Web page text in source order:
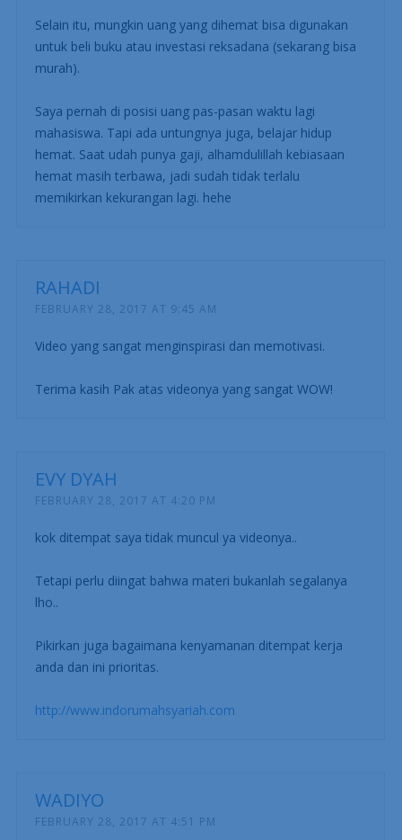
Selain itu, mungkin uang yang dihemat bisa digunakan
untuk beli buku atau investasi reksadana (sekarang bisa
murah).
Saya pernah di posisi uang pas-pasan waktu lagi
mahasiswa. Tapi ada untungnya juga, belajar hidup
hemat. Saat udah punya gaji, alhamdulillah kebiasaan
hemat masih terbawa, jadi sudah tidak terlalu
memikirkan kekurangan lagi. hehe
RAHADI
FEBRUARY 28, 2017 AT 9:45 AM
Video yang sangat menginspirasi dan memotivasi.
Terima kasih Pak atas videonya yang sangat WOW!
EVY DYAH
FEBRUARY 28, 2017 AT 4:20 PM
kok ditempat saya tidak muncul ya videonya..
Tetapi perlu diingat bahwa materi bukanlah segalanya
lho..
Pikirkan juga bagaimana kenyamanan ditempat kerja
anda dan ini prioritas.
http://www.indorumahsyariah.com
WADIYO
FEBRUARY 28, 2017 AT 4:51 PM